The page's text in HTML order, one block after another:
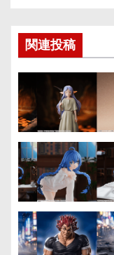
ゲ
ー
シ
ョ
ン
関連投稿